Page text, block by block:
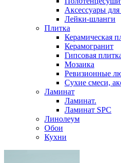
Аксессуары
Лейки-шланги
Плитка
Керамическая
Керамогранит
Гипсовая
Мозаика
Ревизионные
Сухие смеси,
Ламинат
Ламинат.
Ламинат SPC
Линолеум
Обои
Кухни